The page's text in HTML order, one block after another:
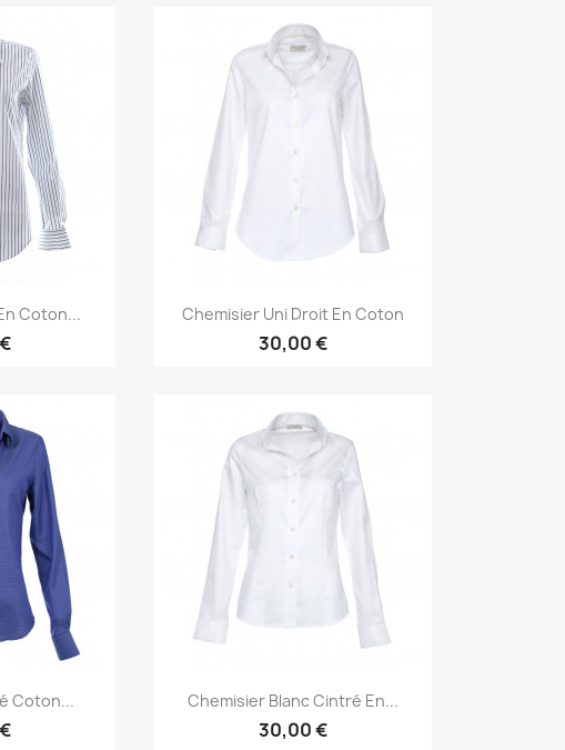
Coton... Aperçu rapide
Chemisier Uni Droit En Coton
30,00 €
Coton... Aperçu rapide
Chemisier Blanc Cintré En...
30,00 €